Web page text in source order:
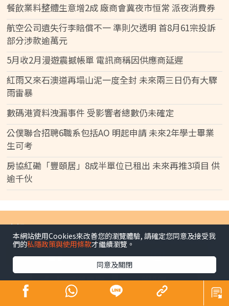
餐飲業料整體生意增2成 廠商會冀夜市恒常 派夜消費券
航空公司遺失行李賠償不一 準則欠透明 首8月61宗投訴
部分涉款逾萬元
5月收2月漫遊震撼帳單 電訊商稱因供應商延遲
紅雨又來石澳道再塌山泥一度全封 未來兩三日仍有大驟
雨雷暴
數碼港資料洩漏事件 受影響者總數仍未確定
公僕聯合招聘6職系包括AO 明起申請 未來2年學士畢業
生可考
房協紅磡「豐頤居」8成半單位已租出 未來再推3項目 供
逾千伙
晴報 Sky Post
本網站使用Cookies來改善您的瀏覽體驗, 請確定您同意及接受我
們的私隱政策與使用條款才繼續瀏覽。
同意及關閉